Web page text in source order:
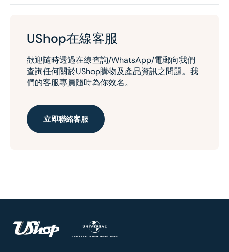
UShop在線客服
歡迎隨時透過在線查詢/WhatsApp/電郵向我們
查詢任何關於UShop購物及產品資訊之問題。我
們的客服專員隨時為你效名。
立即聯絡客服